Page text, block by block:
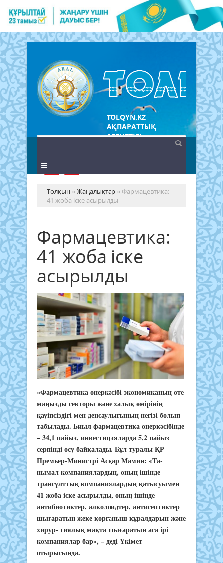
TOLQYN.KZ
АҚПАРАТТЫҚ
АГЕНТТІГІ
Толқын »Жаңалықтар » Фармацевтика:
41 жоба іске асырылды
Фармацевтика:
41 жоба іске
асырылды
«Фармацевтика өнеркәсібі экономиканың өте
маңызды секторы және халық өмірінің
қауіпсіздігі мен денсаулығының негізі болып
табылады. Биыл фармацевтика өнеркәсібінде
– 34,1 пайыз, инвестицияларда 5,2 пайыз
серпінді өсу байқалады. Бұл туралы ҚР
Премьер-Министрі Асқар Мамин: «Та-
нымал компаниялардың, оның ішінде
трансұлттық компаниялардың қатысуымен
41 жоба іске асырылды, оның ішінде
антибиотиктер, алколоидтер, антисептиктер
шығаратын жеке қорғаныш құралдарын және
хирур- гиялық мақта шығаратын аса ірі
компаниялар бар», – деді Үкімет
отырысында.